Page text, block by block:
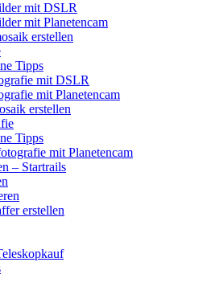
mit DSLR
mit Planetencam
erstellen
Tipps
mit DSLR
mit Planetencam
erstellen
Tipps
mit Planetencam
– Startrails
erstellen